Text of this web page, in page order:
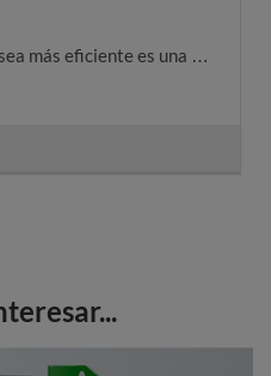
más eficiente es una de
puedes hacer para